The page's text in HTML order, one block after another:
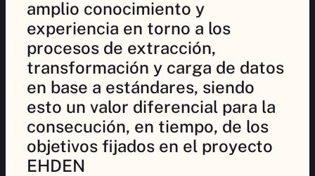
amplio conocimiento y
experiencia en torno a los
procesos de extracción,
transformación y carga de datos
en base a estándares, siendo
esto un valor diferencial para la
consecución, en tiempo, de los
objetivos fijados en el proyecto
EHDEN